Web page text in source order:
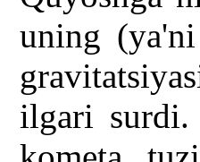
uning
ilgari surdi.